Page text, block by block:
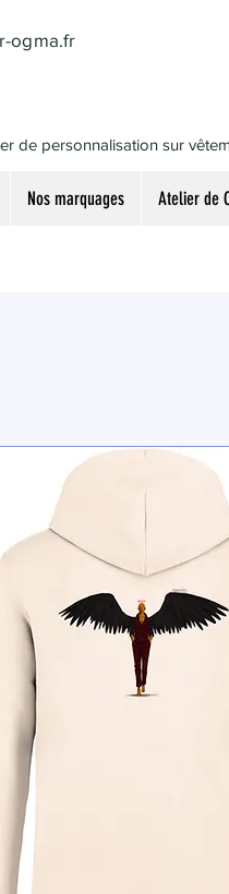
ogma.fr
de personnalisation sur
Nos marquages Atelier de